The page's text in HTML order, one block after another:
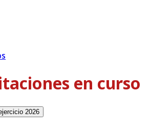
en curso
2026